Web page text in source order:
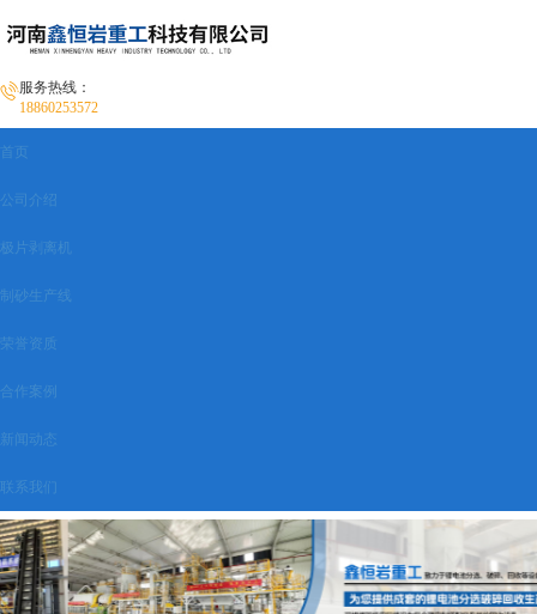
服务热线：
18860253572
首页
公司介绍
极片剥离机
制砂生产线
荣誉资质
合作案例
新闻动态
联系我们